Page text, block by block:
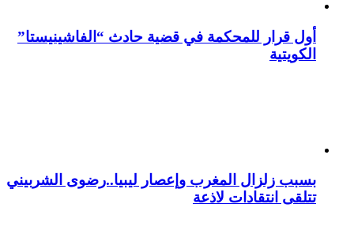
أول قرار للمحكمة في قضية حادث “الفاشينيستا”
الكويتية
بسبب زلزال المغرب وإعصار ليبيا..رضوى الشربيني
تتلقى انتقادات لاذعة